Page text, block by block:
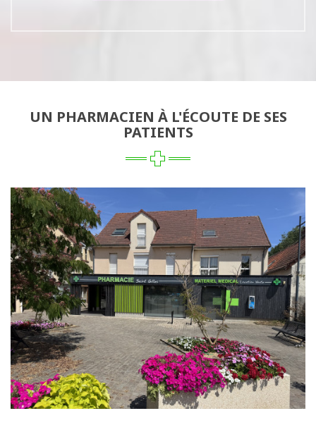
UN PHARMACIEN À L'ÉCOUTE DE SES
PATIENTS